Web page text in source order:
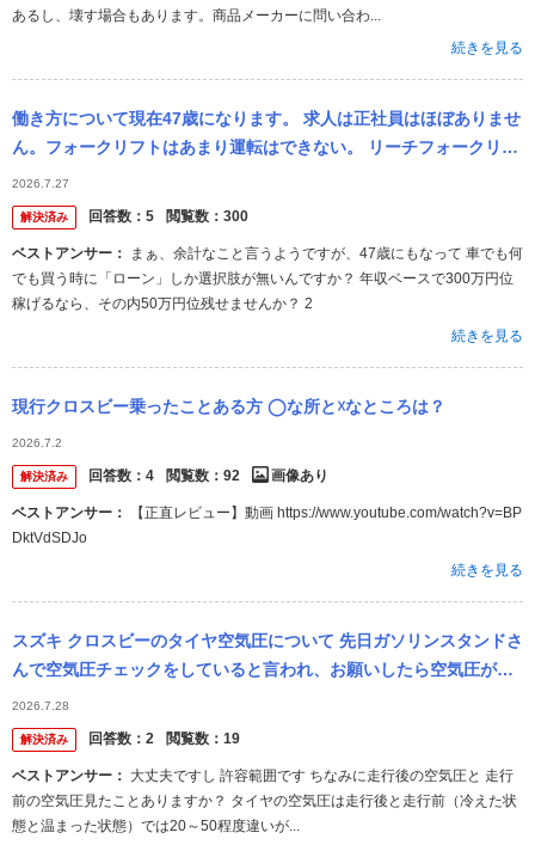
あるし、壊す場合もあります。商品メーカーに問い合わ...
続きを見る
働き方について現在47歳になります。 求人は正社員はほぼありませ
ん。フォークリフトはあまり運転はできない。 リーチフォークリフ
トの場合はね 今までは運送会社の倉庫内軽作業の仕事をしてきまし
た。フ...
2026.7.27
解決済み 回答数： 5 閲覧数： 300
ベストアンサー：
でも買う時に「ローン」しか選択肢が無いんですか？ 年収ベースで300万円位
稼げるなら、その内50万円位残せませんか？ 2
続きを見る
現行クロスビー乗ったことある方 ◯な所と☓なところは？
2026.7.2
解決済み 回答数： 4 閲覧数： 92 画像あり
ベストアンサー：
DktVdSDJo
続きを見る
スズキ クロスビーのタイヤ空気圧について 先日ガソリンスタンドさ
んで空気圧チェックをしていると言われ、お願いしたら空気圧が高
いとの事で下げますねと言われ下げました。 リースの車の為、たま
に点検...
2026.7.28
解決済み 回答数： 2 閲覧数： 19
ベストアンサー：
前の空気圧見たことありますか？ タイヤの空気圧は走行後と走行前（冷えた状
態と温まった状態）では20～50程度違いが...